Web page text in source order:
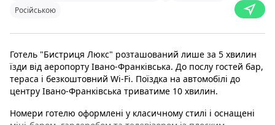
Російською
Готель "Бистриця Люкс" розташований лише за 5 хвилин
їзди від аеропорту Івано-Франківська. До послу гостей бар,
тераса і безкоштовний Wi-Fi. Поїздка на автомобілі до
центру Івано-Франківська триватиме 10 хвилин.
Номери готелю оформлені у класичному стилі і оснащені